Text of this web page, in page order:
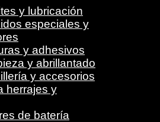
y lubricación
especiales y
y adhesivos
y abrillantado
y accesorios
herrajes y
de batería